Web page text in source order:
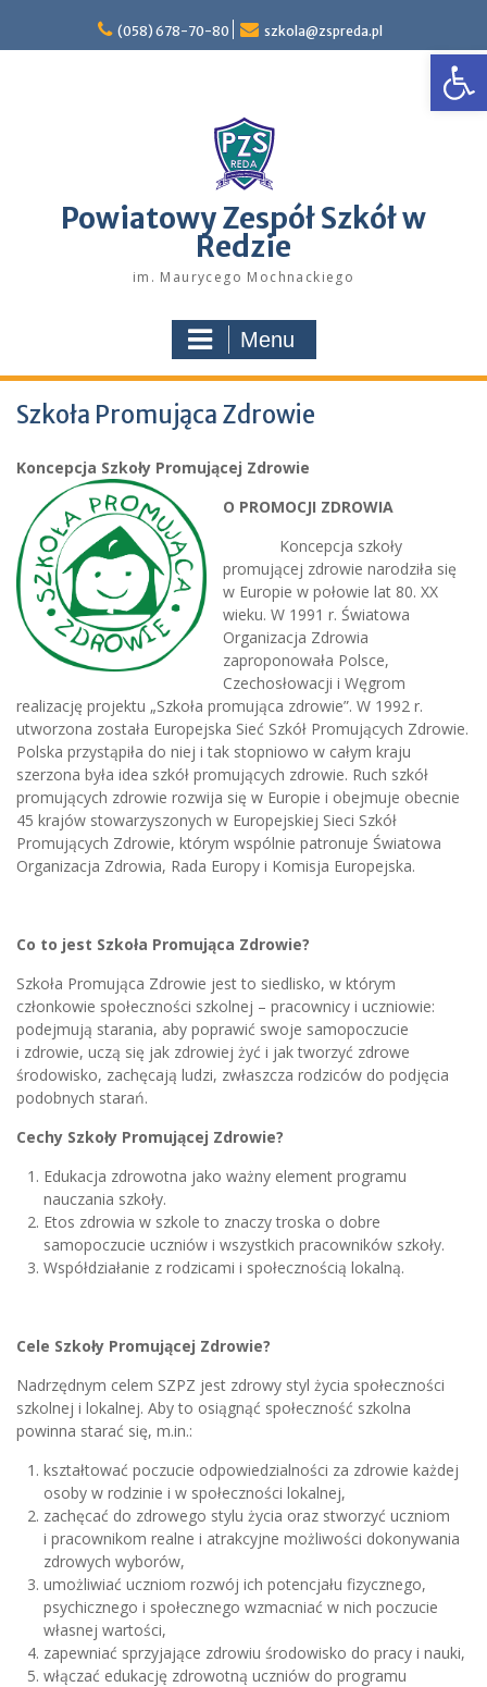
content
(058) 678-70-80 szkola@zspreda.pl
Powiatowy Zespół Szkół w
Redzie
im. Maurycego Mochnackiego
Menu
Szkoła Promująca Zdrowie
Koncepcja Szkoły Promującej Zdrowie
O PROMOCJI ZDROWIA
Koncepcja szkoły
promującej zdrowie narodziła się
w Europie w połowie lat 80. XX
wieku. W 1991 r. Światowa
Organizacja Zdrowia
zaproponowała Polsce,
Czechosłowacji i Węgrom
realizację projektu „Szkoła promująca zdrowie”. W 1992 r.
utworzona została Europejska Sieć Szkół Promujących Zdrowie.
Polska przystąpiła do niej i tak stopniowo w całym kraju
szerzona była idea szkół promujących zdrowie. Ruch szkół
promujących zdrowie rozwija się w Europie i obejmuje obecnie
45 krajów stowarzyszonych w Europejskiej Sieci Szkół
Promujących Zdrowie, którym wspólnie patronuje Światowa
Organizacja Zdrowia, Rada Europy i Komisja Europejska.
Co to jest Szkoła Promująca Zdrowie?
Szkoła Promująca Zdrowie jest to siedlisko, w którym
członkowie społeczności szkolnej – pracownicy i uczniowie:
podejmują starania, aby poprawić swoje samopoczucie
i zdrowie, uczą się jak zdrowiej żyć i jak tworzyć zdrowe
środowisko, zachęcają ludzi, zwłaszcza rodziców do podjęcia
podobnych starań.
Cechy Szkoły Promującej Zdrowie?
Edukacja zdrowotna jako ważny element programu
nauczania szkoły.
Etos zdrowia w szkole to znaczy troska o dobre
samopoczucie uczniów i wszystkich pracowników szkoły.
Współdziałanie z rodzicami i społecznością lokalną.
Cele Szkoły Promującej Zdrowie?
Nadrzędnym celem SZPZ jest zdrowy styl życia społeczności
szkolnej i lokalnej. Aby to osiągnąć społeczność szkolna
powinna starać się, m.in.:
kształtować poczucie odpowiedzialności za zdrowie każdej
osoby w rodzinie i w społeczności lokalnej,
zachęcać do zdrowego stylu życia oraz stworzyć uczniom
i pracownikom realne i atrakcyjne możliwości dokonywania
zdrowych wyborów,
umożliwiać uczniom rozwój ich potencjału fizycznego,
psychicznego i społecznego wzmacniać w nich poczucie
własnej wartości,
zapewniać sprzyjające zdrowiu środowisko do pracy i nauki,
włączać edukację zdrowotną uczniów do programu